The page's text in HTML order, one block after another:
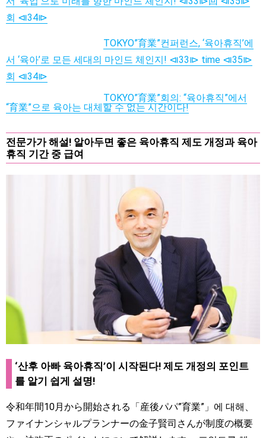
회 ⧏34⧐
TOKYO”育業”컨퍼런스, ‘육아휴직’에
서 ‘육아’로 모든 세대의 마인드 체인지! ⧏33⧐ time ⧏35⧐
회 ⧏34⧐
TOKYO”育業”회의: “육아휴직”에서
“育業”으로 육아는 대체할 수 없는 시간이다!
전문가가 해설! 알아두면 좋은 육아휴직 제도 개정과 육아
휴직 기간 중 급여
‘산후 아빠 육아휴직’이 시작된다! 제도 개정의 포인트
를 알기 쉽게 설명!
令和年間10月から開始される「産後パパ”育業”」에 대해、
ファイナンシャルプランナーの金子賢司さんが制度の概要